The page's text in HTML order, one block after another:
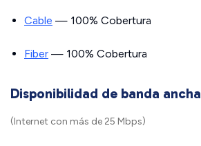
Cable — 100% Cobertura
Fiber — 100% Cobertura
Disponibilidad de banda ancha
(Internet con más de 25 Mbps)